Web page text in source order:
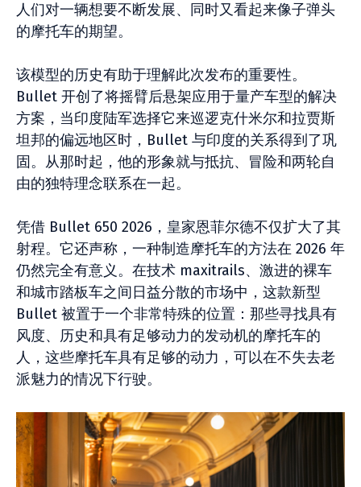
人们对一辆想要不断发展、同时又看起来像子弹头
的摩托车的期望。
该模型的历史有助于理解此次发布的重要性。
Bullet 开创了将摇臂后悬架应用于量产车型的解决
方案，当印度陆军选择它来巡逻克什米尔和拉贾斯
坦邦的偏远地区时，Bullet 与印度的关系得到了巩
固。从那时起，他的形象就与抵抗、冒险和两轮自
由的独特理念联系在一起。
凭借 Bullet 650 2026，皇家恩菲尔德不仅扩大了其
射程。它还声称，一种制造摩托车的方法在 2026 年
仍然完全有意义。在技术 maxitrails、激进的裸车
和城市踏板车之间日益分散的市场中，这款新型
Bullet 被置于一个非常特殊的位置：那些寻找具有
风度、历史和具有足够动力的发动机的摩托车的
人，这些摩托车具有足够的动力，可以在不失去老
派魅力的情况下行驶。